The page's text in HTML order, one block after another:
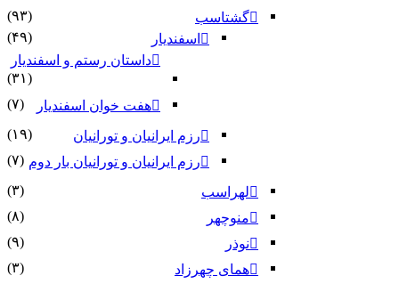
گشتاسب
(۹۳)
اسفندیار
(۴۹)
داستان رستم و اسفندیار
(۳۱)
هفت خوان اسفندیار
(۷)
رزم ایرانیان و تورانیان
(۱۹)
رزم ایرانیان و تورانیان بار دوم (۷)
لهراسب
(۳)
منوچهر
(۸)
نوذر
(۹)
هماى چهرزاد
(۳)